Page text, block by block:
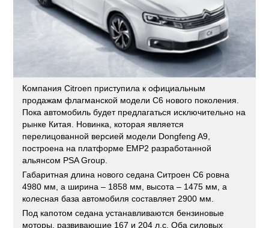
Компания Citroen приступила к официальным
продажам флагманской модели C6 нового поколения.
Пока автомобиль будет предлагаться исключительно на
рынке Китая. Новинка, которая является
перелицованной версией модели Dongfeng A9,
построена на платформе EMP2 разработанной
альянсом PSA Group.
Габаритная длина нового седана Ситроен С6 ровна
4980 мм, а ширина – 1858 мм, высота – 1475 мм, а
колесная база автомобиля составляет 2900 мм.
Под капотом седана устанавливаются бензиновые
моторы, развивающие 167 и 204 л.с. Оба силовых